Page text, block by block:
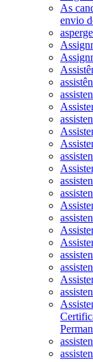
As
envio